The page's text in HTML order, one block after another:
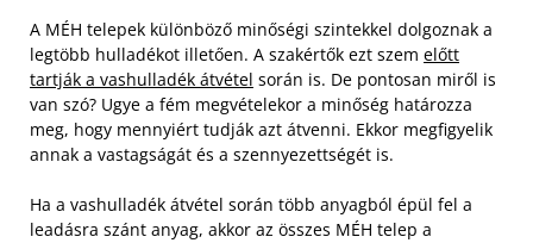
A MÉH telepek különböző minőségi szintekkel dolgoznak a
legtöbb hulladékot illetően. A szakértők ezt szem előtt
tartják a vashulladék átvétel során is. De pontosan miről is
van szó? Ugye a fém megvételekor a minőség határozza
meg, hogy mennyiért tudják azt átvenni. Ekkor megfigyelik
annak a vastagságát és a szennyezettségét is.
Ha a vashulladék átvétel során több anyagból épül fel a
leadásra szánt anyag, akkor az összes MÉH telep a